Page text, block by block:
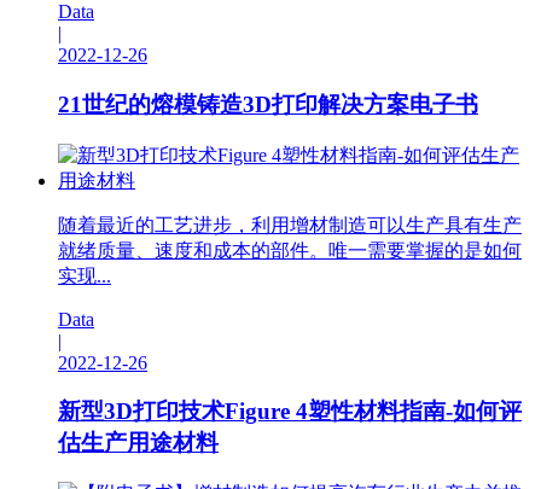
Data
|
2022-12-26
21世纪的熔模铸造3D打印解决方案电子书
随着最近的工艺进步，利用增材制造可以生产具有生产
就绪质量、速度和成本的部件。唯一需要掌握的是如何
实现...
Data
|
2022-12-26
新型3D打印技术Figure 4塑性材料指南-如何评
估生产用途材料